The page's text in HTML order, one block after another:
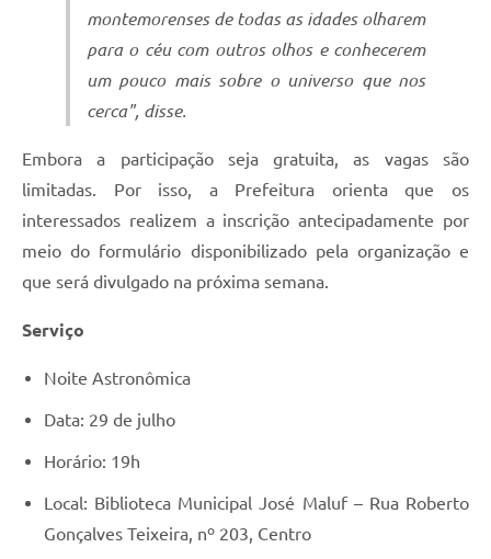
montemorenses de todas as idades olharem
para o céu com outros olhos e conhecerem
um pouco mais sobre o universo que nos
cerca", disse.
Embora a participação seja gratuita, as vagas são
limitadas. Por isso, a Prefeitura orienta que os
interessados realizem a inscrição antecipadamente por
meio do formulário disponibilizado pela organização e
que será divulgado na próxima semana.
Serviço
Noite Astronômica
Data: 29 de julho
Horário: 19h
Local: Biblioteca Municipal José Maluf – Rua Roberto
Gonçalves Teixeira, nº 203, Centro